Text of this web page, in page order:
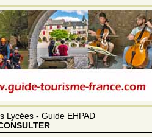
Lycées - Guide EHPAD